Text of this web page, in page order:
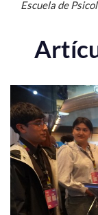
Escuela de